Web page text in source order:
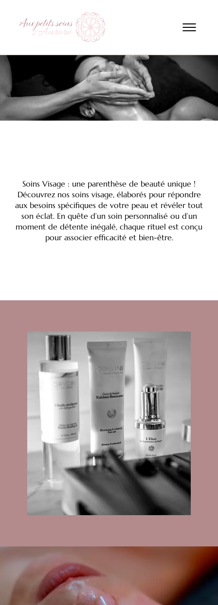
Soins Visage : une parenthèse de beauté unique !
Découvrez nos soins visage, élaborés pour répondre
aux besoins spécifiques de votre peau et révéler tout
son éclat. En quête d’un soin personnaliséou d’un
moment de détente inégalé, chaque rituel est conçu
pour associer efficacité et bien-être.